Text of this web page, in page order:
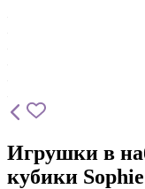
Игрушки в
кубики Sophie